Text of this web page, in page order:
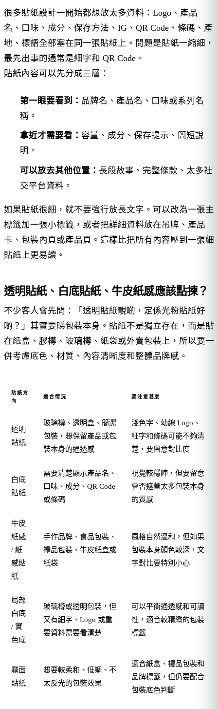
很多貼紙設計一開始都想放太多資料：Logo、產品
名、口味、成分、保存方法、IG、QR Code、條碼、產
地、標語全部塞在同一張貼紙上。問題是貼紙一縮細，
最先出事的通常是細字和 QR Code。
貼紙內容可以先分成三層：
第一眼要看到： 品牌名、產品名、口味或系列名
稱。
拿近才需要看： 容量、成分、保存提示、簡短說
明。
可以放去其他位置： 長段故事、完整條款、太多社
交平台資料。
如果貼紙很細，就不要強行放長文字。可以改為一張主
標籤加一張小標籤，或者把詳細資料放在吊牌、產品
卡、包裝內頁或產品頁。這樣比把所有內容壓到一張細
貼紙上更易讀。
透明貼紙、白底貼紙、牛皮紙感應該點揀？
不少客人會先問：「透明貼紙靚啲，定係光粉貼紙好
啲？」其實要睇包裝本身。貼紙不是獨立存在，而是貼
在紙盒、膠樽、玻璃樽、紙袋或外賣包裝上，所以要一
併考慮底色、材質、內容清晰度和整體品牌感。
貼紙方
向
適合情況 要注意甚麼
透明
貼紙
玻璃樽、透明盒、簡潔
包裝，想保留產品或包
裝本身的通透感
淺色字、幼線 Logo、
細字和條碼可能不夠清
楚，要留意對比度
白底
貼紙
需要清楚顯示產品名、
口味、成分、QR Code
或條碼
視覺較穩陣，但要留意
會否遮蓋太多包裝本身
的質感
牛皮
紙感
/ 紙
感貼
紙
手作品牌、食品包裝、
禮品包裝、牛皮紙盒或
紙袋
風格自然溫和，但如果
包裝本身顏色較深，文
字對比要特別小心
局部
白底
/ 實
色底
玻璃樽或透明包裝，但
又有細字、Logo 或重
要資料需要看清楚
可以平衡通透感和可讀
性，適合較精緻的包裝
標籤
霧面
貼紙
想要較柔和、低調、不
太反光的包裝效果
適合紙盒、禮品包裝和
品牌標籤，但仍要配合
包裝底色判斷